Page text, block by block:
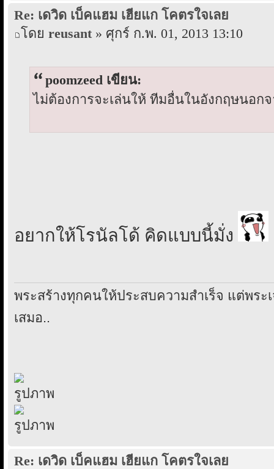
Re: เดวิด เบ็คแฮม เฮียแก โคตรใจเลย
โดย reusant » ศุกร์ ก.พ. 01, 2013 13:10
poomzeed เขียน:
ไม่ต้องการจะเล่นให้ ทีมอื่นในอังกฤษนอก
อยากให้โรนัลโด้ คิดแบบนี้มั่ง
พระสร้างทุกคนให้ประสบความสำเร็จ แต่พระ
เสมอ..
Re: เดวิด เบ็คแฮม เฮียแก โคตรใจเลย